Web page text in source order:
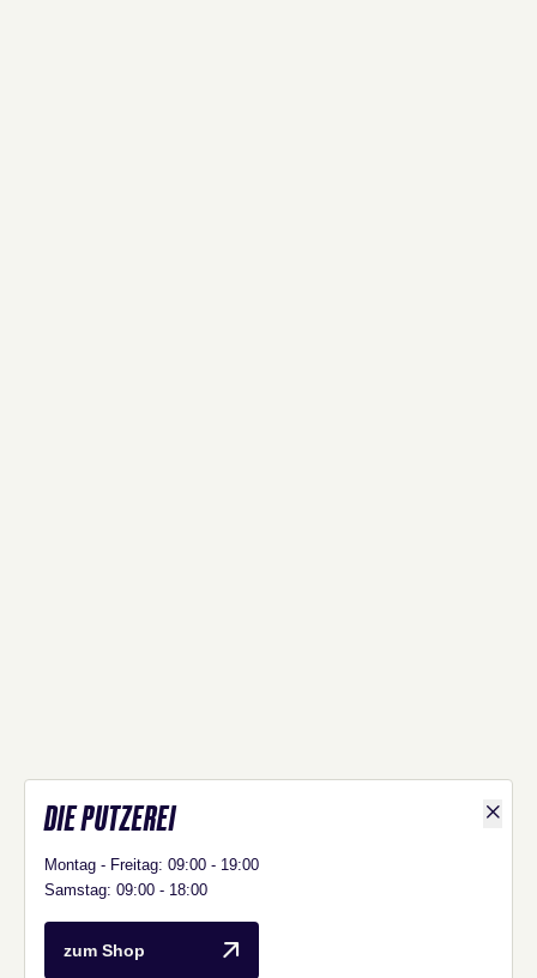
Shop
DIE PUTZEREI
Montag - Freitag: 09:00 - 19:00
Samstag: 09:00 - 18:00
zum Shop Die Putzerei